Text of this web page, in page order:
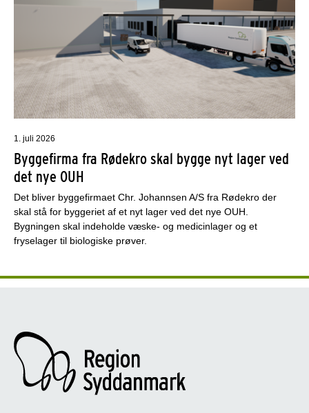
1. juli 2026
Byggefirma fra Rødekro skal bygge nyt lager ved
det nye OUH
Det bliver byggefirmaet Chr. Johannsen A/S fra Rødekro der
skal stå for byggeriet af et nyt lager ved det nye OUH.
Bygningen skal indeholde væske- og medicinlager og et
fryselager til biologiske prøver.